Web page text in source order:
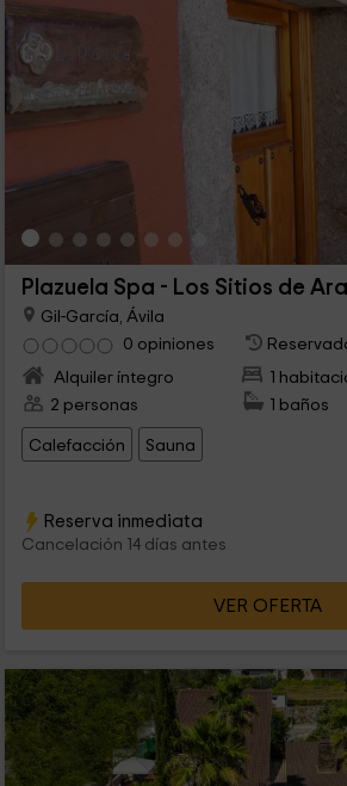
Plazuela Spa - Los Sitios de
Gil-García, Ávila
0 opiniones
Alquiler íntegro
1
2 personas
1 baños
Calefacción Sauna
Reserva inmediata
Cancelación 14 días antes
VER OFERTA